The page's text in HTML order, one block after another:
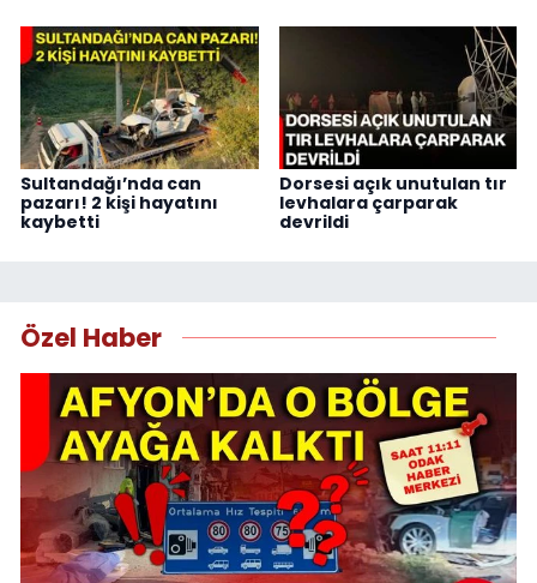
Sultandağı’nda can
pazarı! 2 kişi hayatını
kaybetti
Dorsesi açık unutulan tır
levhalara çarparak
devrildi
Özel Haber